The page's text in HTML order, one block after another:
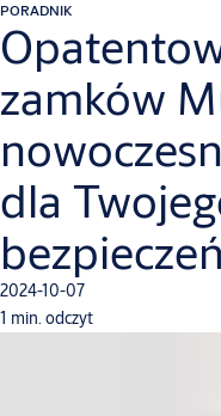
PORADNIK
zamków
dla
2024-10-07
1 min. odczyt